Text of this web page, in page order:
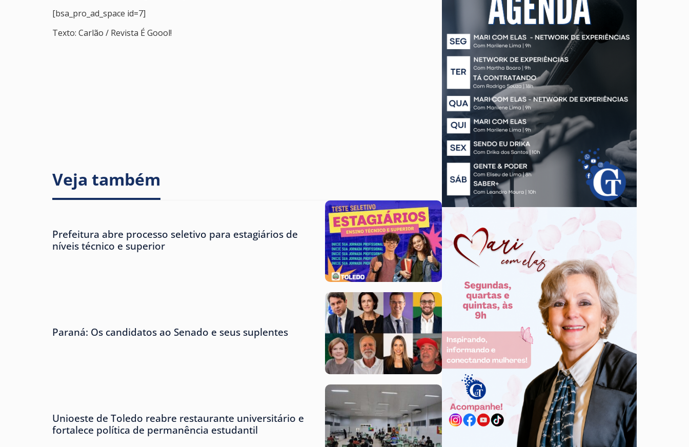
[bsa_pro_ad_space id=7]
Texto: Carlão / Revista É Goool!
Veja também
Prefeitura abre processo seletivo para estagiários de
níveis técnico e superior
Paraná: Os candidatos ao Senado e seus suplentes
Unioeste de Toledo reabre restaurante universitário e
fortalece política de permanência estudantil